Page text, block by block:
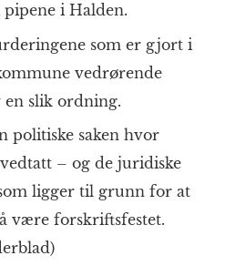
i Halden.
som er gjort i
vedrørende
slik ordning.
politiske saken hvor
– og de juridiske
ligger til grunn for at
være forskriftsfestet.